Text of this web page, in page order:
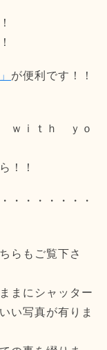
が便利です！！
ｗｉｔｈ ｙｏ
！！
・・・・・・・
らもご覧下さ
まにシャッター
い写真が有りま